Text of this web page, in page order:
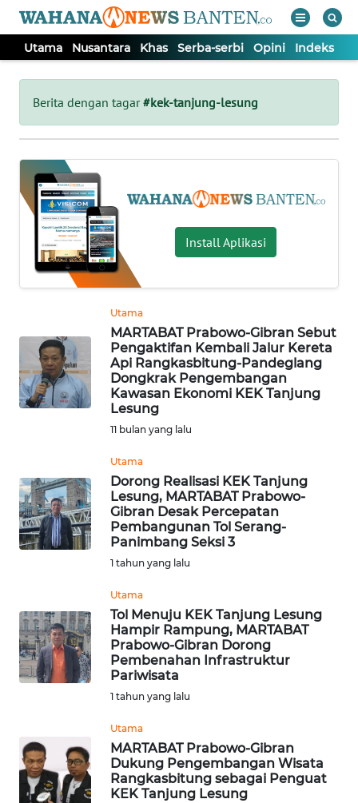
Utama Nusantara Khas Serba-serbi Opini Indeks
Berita dengan tagar#kek-tanjung-lesung
Install Aplikasi
Utama
MARTABAT Prabowo-Gibran Sebut
Pengaktifan Kembali Jalur Kereta
Api Rangkasbitung-Pandeglang
Dongkrak Pengembangan
Kawasan Ekonomi KEK Tanjung
Lesung
11 bulan yang lalu
Utama
Dorong Realisasi KEK Tanjung
Lesung, MARTABAT Prabowo-
Gibran Desak Percepatan
Pembangunan Tol Serang-
Panimbang Seksi 3
1 tahun yang lalu
Utama
Tol Menuju KEK Tanjung Lesung
Hampir Rampung, MARTABAT
Prabowo-Gibran Dorong
Pembenahan Infrastruktur
Pariwisata
1 tahun yang lalu
Utama
MARTABAT Prabowo-Gibran
Dukung Pengembangan Wisata
Rangkasbitung sebagai Penguat
KEK Tanjung Lesung
Tutup
UTAMA
NUSANTARA
KHAS
SERBA-
SERBI
OPINI
Informasi
KAMI
INFO
IKLAN
KAMI
PEDOMAN
MEDIA
SIBER
KARIR